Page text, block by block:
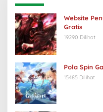
Website
Gratis
19290 Dilihat
Pola Spin
15485 Dilihat